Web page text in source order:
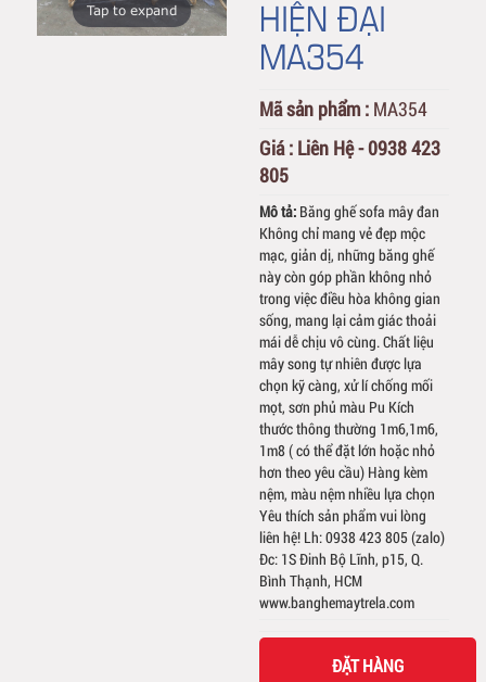
Tap to expand
HIỆN ĐẠI
MA354
Mã sản phẩm : MA354
Giá : Liên Hệ - 0938 423
805
Mô tả: Băng ghế sofa mây đan
Không chỉ mang vẻ đẹp mộc
mạc, giản dị, những băng ghế
này còn góp phần không nhỏ
trong việc điều hòa không gian
sống, mang lại cảm giác thoải
mái dễ chịu vô cùng. Chất liệu
mây song tự nhiên được lựa
chọn kỹ càng, xử lí chống mối
mọt, sơn phủ màu Pu Kích
thước thông thường 1m6,1m6,
1m8 ( có thể đặt lớn hoặc nhỏ
hơn theo yêu cầu) Hàng kèm
nệm, màu nệm nhiều lựa chọn
Yêu thích sản phẩm vui lòng
liên hệ! Lh: 0938 423 805 (zalo)
Đc: 1S Đinh Bộ Lĩnh, p15, Q.
Bình Thạnh, HCM
www.banghemaytrela.com
ĐẶT HÀNG